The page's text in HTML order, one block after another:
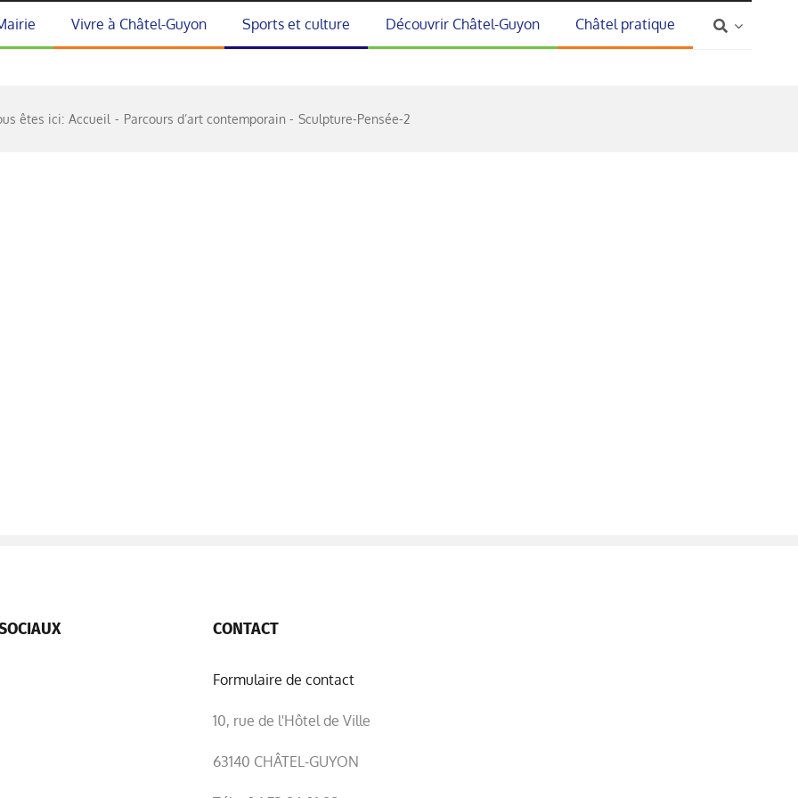
Vivre à Châtel-Guyon Sports et culture Découvrir Châtel-Guyon Châtel pratique
êtes ici: Accueil Parcours d’art contemporain Sculpture-Pensée-2
CONTACT
Formulaire de contact
10, rue de l'Hôtel de Ville
63140 CHÂTEL-GUYON